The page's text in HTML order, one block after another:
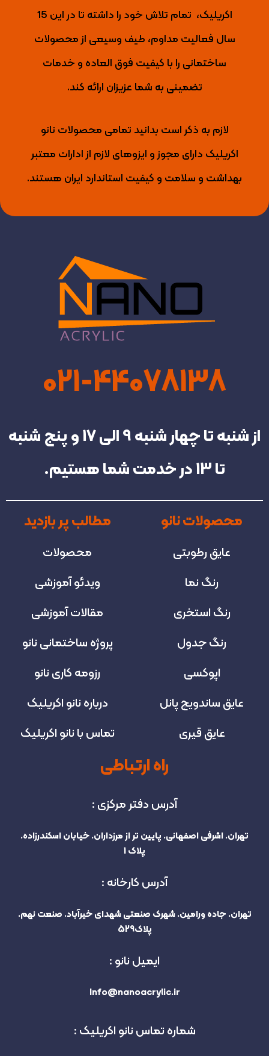
اکریلیک، تمام تلاش خود را داشته تا
در این 15
سال فعالیت مداوم، طیف وسیعی از محصولات
ساختمانی را با کیفیت فوق العاده و خدمات
تضمینی به شما عزیزان ارائه کند.
لازم به ذکر است بدانید تمامی محصولات نانو
اکریلیک دارای مجوز و ایزوهای لازم از ادارات معتبر
بهداشت و سلامت و کیفیت استاندارد ایران هستند.
021-44078138
از شنبه تا چهار شنبه‌ 9 الی 17 و پنج شنبه
تا 13 در خدمت شما هستیم.
محصولات نانو
عایق رطوبتی
رنگ نما
رنگ استخری
رنگ جدول
اپوکسی
عایق ساندویچ پانل
عایق قیری
مطالب پر بازدید
محصولات
ویدئو آموزشی
مقالات آموزشی
پروژه‌ ساختمانی نانو
رزومه کاری نانو
درباره نانو اکریلیک
تماس با نانو اکریلیک
راه ارتباطی
آدرس دفتر مرکزی :
تهران. اشرفی اصفهانی. پایین تر از مرزداران. خیابان اسکندرزاده.
پلاک 1
آدرس کارخانه :
تهران. جاده ورامین. شهرک صنعتی شهدای خیرآباد. صنعت نهم.
پلاک529
ایمیل نانو :
Info@nanoacrylic.ir
شماره تماس نانو اکریلیک :